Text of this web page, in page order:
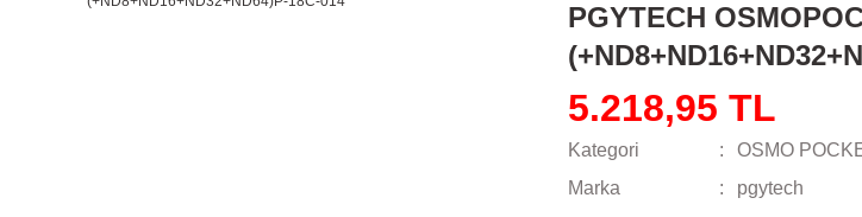
PGYTECH
5.218,95 TL
Kategori
OSMO
Marka
pgytech